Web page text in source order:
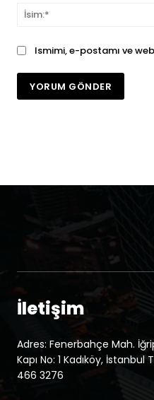
Ismimi, e-postamı ve
İletişim
Adres: Fenerbahçe Mah.
Kapı No: 1 Kadıköy,
466 3276